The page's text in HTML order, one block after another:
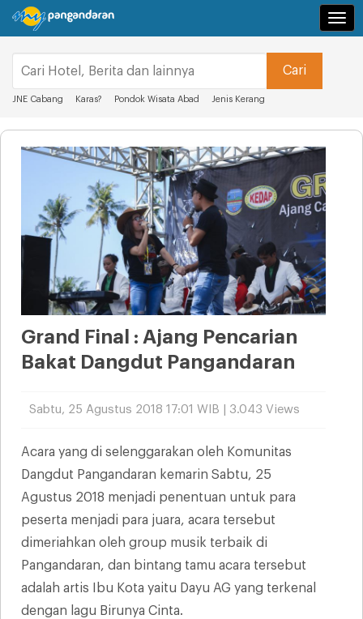
JNE Cabang Karas? Pondok Wisata Abad Jenis Kerang
Grand Final : Ajang Pencarian
Bakat Dangdut Pangandaran
Sabtu, 25 Agustus 2018 17:01 WIB | 3.043 Views
Acara yang di selenggarakan oleh Komunitas
Dangdut Pangandaran kemarin Sabtu, 25
Agustus 2018 menjadi penentuan untuk para
peserta menjadi para juara, acara tersebut
dimeriahkan oleh group musik terbaik di
Pangandaran, dan bintang tamu acara tersebut
adalah artis Ibu Kota yaitu Dayu AG yang terkenal
dengan lagu Birunya Cinta.